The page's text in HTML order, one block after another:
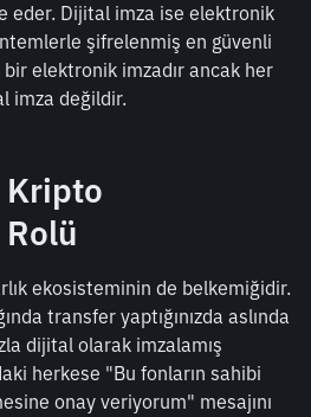
eder. Dijital imza ise elektronik
şifrelenmiş en güvenli
elektronik imzadır ancak her
imza değildir.
ekosisteminin de belkemiğidir.
transfer yaptığınızda aslında
dijital olarak imzalamış
herkese "Bu fonların sahibi
onay veriyorum" mesajını